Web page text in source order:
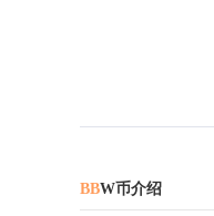
BBW币介绍